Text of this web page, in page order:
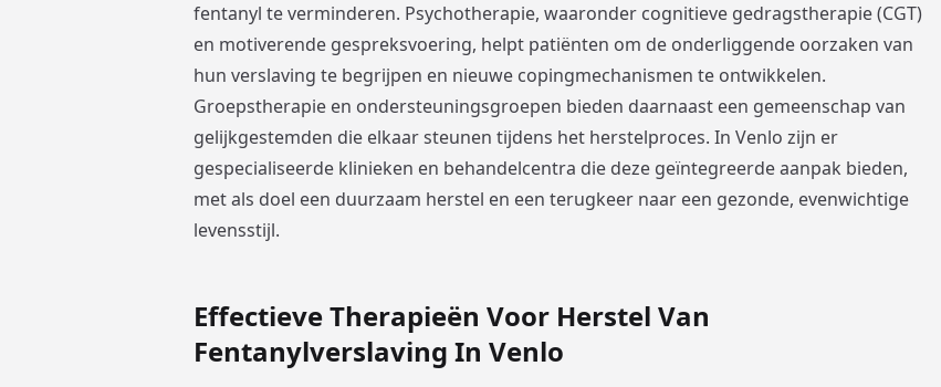
fentanyl te verminderen. Psychotherapie, waaronder cognitieve gedragstherapie (CGT)
en motiverende gespreksvoering, helpt patiënten om de onderliggende oorzaken van
hun verslaving te begrijpen en nieuwe copingmechanismen te ontwikkelen.
Groepstherapie en ondersteuningsgroepen bieden daarnaast een gemeenschap van
gelijkgestemden die elkaar steunen tijdens het herstelproces. In Venlo zijn er
gespecialiseerde klinieken en behandelcentra die deze geïntegreerde aanpak bieden,
met als doel een duurzaam herstel en een terugkeer naar een gezonde, evenwichtige
levensstijl.
Effectieve Therapieën Voor Herstel Van
Fentanylverslaving In Venlo